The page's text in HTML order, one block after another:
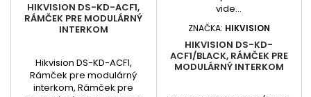
HIKVISION DS-KD-ACF1,
RÁMČEK PRE MODULÁRNÝ
INTERKOM
Hikvision DS-KD-ACF1,
Rámček pre modulárný
interkom, Rámček pre
ZNAČKA: HIKVISION
HIKVISION DS-KD-
ACF1/BLACK, RÁMČEK PRE
MODULÁRNÝ INTERKOM